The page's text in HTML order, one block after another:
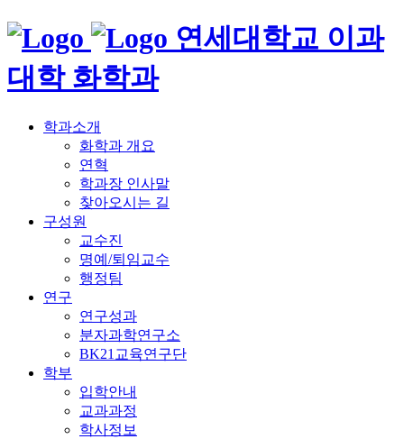
연세대학교 이과
대학 화학과
학과소개
화학과 개요
연혁
학과장 인사말
찾아오시는 길
구성원
교수진
명예/퇴임교수
행정팀
연구
연구성과
분자과학연구소
BK21교육연구단
학부
입학안내
교과과정
학사정보